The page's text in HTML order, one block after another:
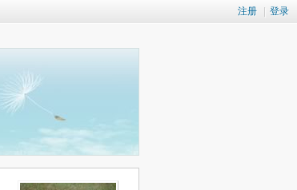
注册 登录